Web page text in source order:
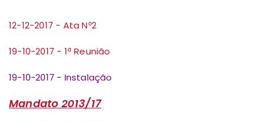
12-12-2017 - Ata Nº2
19-10-2017 - 1ª Reunião
19-10-2017 - Instalação
Mandato 2013/17